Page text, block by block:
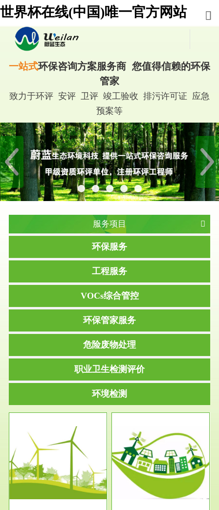
世界杯在线(中国)唯一官方网站
一站式环保咨询方案服务商 您值得信赖的环保
管家
致力于环评 安评 卫评 竣工验收 排污许可证 应急
预案等
服务项目
环保服务
工程服务
VOCs综合管控
环保管家服务
危险废物处理
职业卫生检测评价
环境检测
服务范围
环保竣工验收
根据《建设项目环境保护管理条
例》第十七条 编制环境影响报